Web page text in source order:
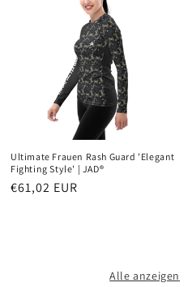
Ultimate Frauen Rash Guard 'Elegant
Fighting Style' | JAD®
Normaler
€61,02 EUR
Alle anzeigen